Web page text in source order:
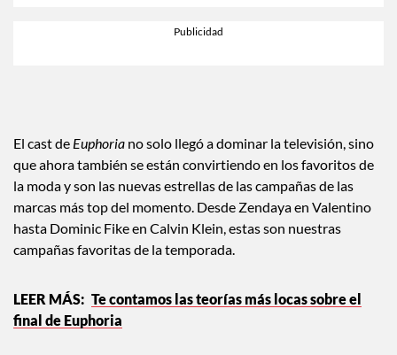
El cast de Euphoria no solo llegó a dominar la televisión, sino
que ahora también se están convirtiendo en los favoritos de
la moda y son las nuevas estrellas de las campañas de las
marcas más top del momento. Desde Zendaya en Valentino
hasta Dominic Fike en Calvin Klein, estas son nuestras
campañas favoritas de la temporada.
Te contamos las teorías más locas sobre el
final de Euphoria